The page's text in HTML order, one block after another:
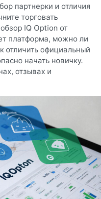
партнерки и отличия
торговать
IQ Option от
платформа, можно ли
отличить официальный
начать новичку.
отзывах и